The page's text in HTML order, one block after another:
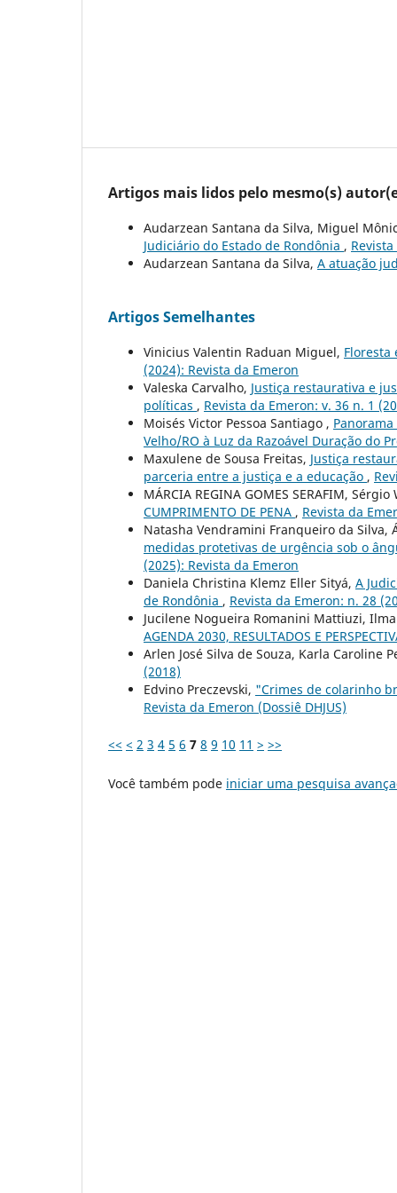
Artigos mais lidos pelo mesmo(s)
Audarzean Santana da Silva, Miguel
Judiciário do Estado de Rondônia ,
Audarzean Santana da Silva, A atuação
Artigos Semelhantes
Vinicius Valentin Raduan Miguel, Floresta
(2024): Revista da Emeron
Valeska Carvalho, Justiça restaurativa e
políticas , Revista da Emeron: v. 36 n. 1
Moisés Victor Pessoa Santiago ,
Velho/RO à Luz da Razoável Duração do
Maxulene de Sousa Freitas, Justiça
parceria entre a justiça e a educação ,
MÁRCIA REGINA GOMES SERAFIM,
CUMPRIMENTO DE PENA , Revista da
Natasha Vendramini Franqueiro da Silva,
medidas protetivas de urgência sob o
(2025): Revista da Emeron
Daniela Christina Klemz Eller Sityá, A
de Rondônia , Revista da Emeron: n. 28
Jucilene Nogueira Romanini Mattiuzi,
AGENDA 2030, RESULTADOS E
Arlen José Silva de Souza, Karla Caroline
(2018)
Edvino Preczevski, "Crimes de colarinho
Revista da Emeron (Dossiê DHJUS)
<< < 2 3 4 5 6 7 8 9 10 11 > >>
Você também pode iniciar uma pesquisa